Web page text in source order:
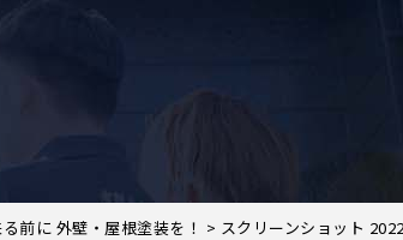
前に 外壁・屋根塗装を！ > スクリーンショット